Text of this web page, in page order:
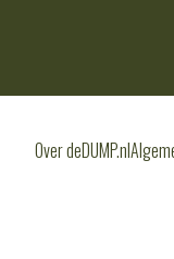
Over deDUMP.nl